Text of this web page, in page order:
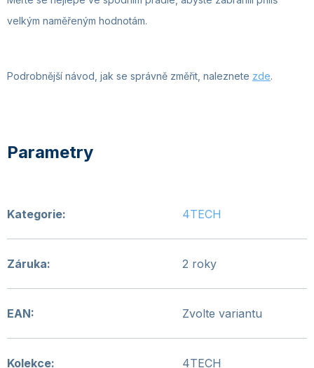
velkým naměřeným hodnotám.
Podrobnější návod, jak se správně změřit, naleznete zde.
Kategorie: 4TECH
Záruka: 2 roky
EAN: Zvolte variantu
Kolekce: 4TECH